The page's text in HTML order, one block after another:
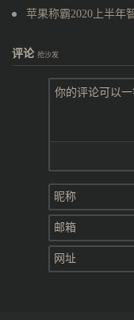
苹果称霸2020上半年
评论 抢沙发